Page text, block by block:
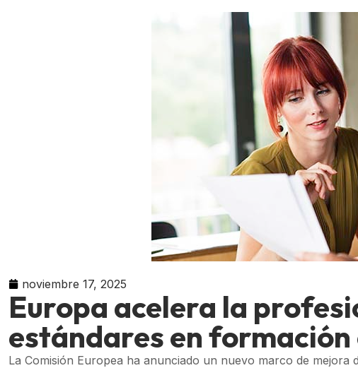
noviembre 17, 2025
Europa acelera la
estándares en
La Comisión Europea ha anunciado un nuevo marco de